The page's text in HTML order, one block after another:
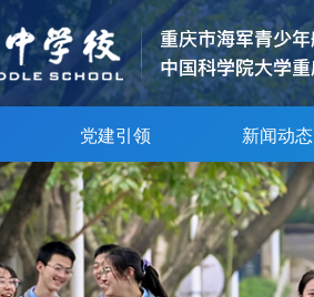
党建引领 新闻动态